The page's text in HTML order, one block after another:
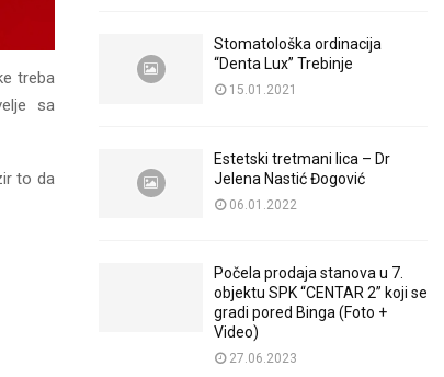
treba
sa
to da
Stomatološka ordinacija
“Denta Lux” Trebinje
15.01.2021
Estetski tretmani lica – Dr
Jelena Nastić Đogović
06.01.2022
Počela prodaja stanova u 7.
objektu SPK “CENTAR 2” koji se
gradi pored Binga (Foto +
Video)
27.06.2023